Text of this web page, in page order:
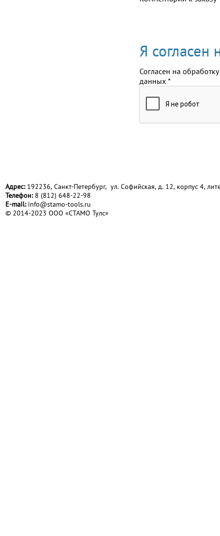
Я согласен
Согласен на обработку
данных *
Адрес:192236, Санкт-Петербург, ул. Софийская, д. 12, корпус 4,
Телефон:8 (812) 648-22-98
Е-mail: info@stamo-tools.ru
© 2014-2023 ООО «СТАМО Тулс»